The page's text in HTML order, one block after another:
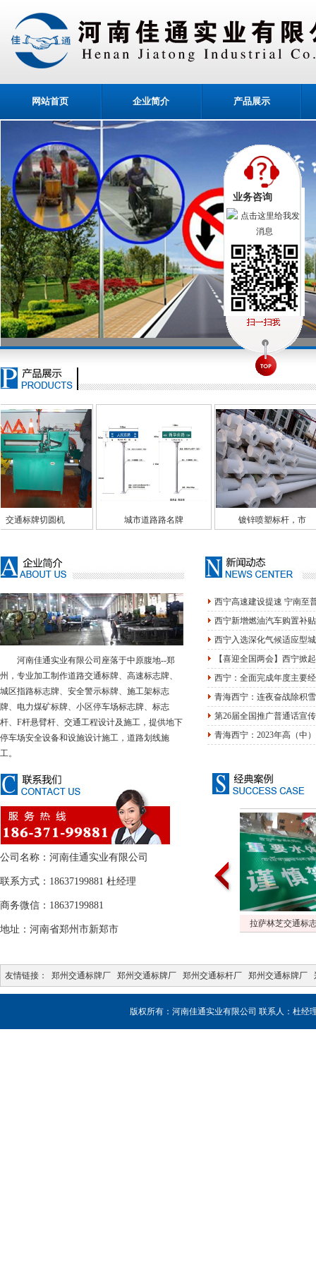
网站首页 企业简介 产品展示
城市道路路名牌 镀锌喷塑标杆，市 郑州道
河南佳通实业有限公司座落于中原腹地--郑
州，专业加工制作道路交通标牌、高速标志牌、
城区指路标志牌、安全警示标牌、施工架标志
牌、电力煤矿标牌、小区停车场标志牌、标志
杆、F杆悬臂杆、交通工程设计及施工，提供地下
停车场安全设备和设施设计施工，道路划线施
工。
西宁高速建设提速 宁南至
西宁新增燃油汽车购置补贴
西宁入选深化气候适应型
【喜迎全国两会】西宁掀
西宁：全面完成年度主要
青海西宁：连夜奋战除积
第26届全国推广普通话宣
青海西宁：2023年高（中
公司名称：河南佳通实业有限公司
联系方式：18637199881 杜经理
商务微信：18637199881
地址：河南省郑州市新郑市
车
友情链接： 郑州交通标牌厂 郑州交通标牌厂 郑州交通标杆厂 郑州交通标牌厂
版权所有：河南佳通实业有限公司 联系人：杜经
业务咨询